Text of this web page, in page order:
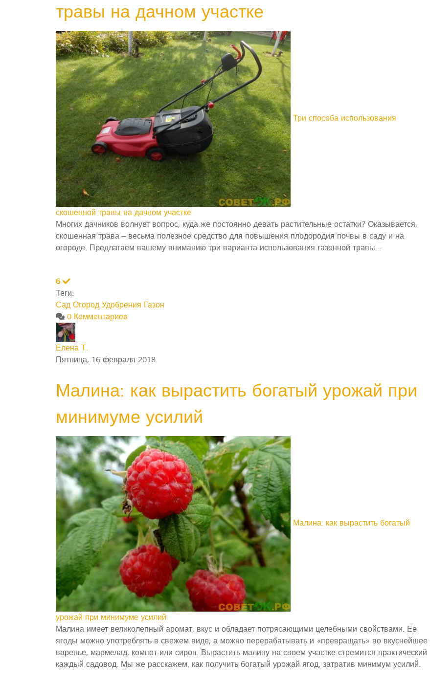
травы на дачном участке
Три способа использования
скошенной травы на дачном участке
Многих дачников волнует вопрос, куда же постоянно девать растительные остатки? Оказывается,
скошенная трава – весьма полезное средство для повышения плодородия почвы в саду и на
огороде. Предлагаем вашему вниманию три варианта использования газонной травы...
6
Теги:
Сад Огород Удобрения Газон
0 Комментариев
Елена Т.
Пятница, 16 февраля 2018
Малина: как вырастить богатый урожай при
минимуме усилий
Малина: как вырастить богатый
урожай при минимуме усилий
Малина имеет великолепный аромат, вкус и обладает потрясающими целебными свойствами. Ее
ягоды можно употреблять в свежем виде, а можно перерабатывать и «превращать» во вкуснейшее
варенье, мармелад, компот или сироп. Вырастить малину на своем участке стремится практический
каждый садовод. Мы же расскажем, как получить богатый урожай ягод, затратив минимум усилий.